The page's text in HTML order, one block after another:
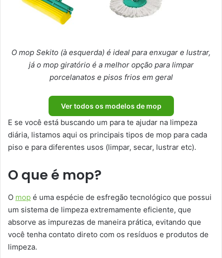
O mop Sekito (à esquerda) é ideal para enxugar e lustrar,
já o mop giratório é a melhor opção para limpar
porcelanatos e pisos frios em geral
Ver todos os modelos de mop
E se você está buscando um para te ajudar na limpeza
diária, listamos aqui os principais tipos de mop para cada
piso e para diferentes usos (limpar, secar, lustrar etc).
O que é mop?
O mop é uma espécie de esfregão tecnológico que possui
um sistema de limpeza extremamente eficiente, que
absorve as impurezas de maneira prática, evitando que
você tenha contato direto com os resíduos e produtos de
limpeza.